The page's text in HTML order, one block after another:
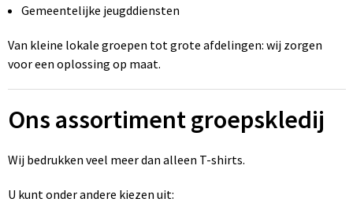
Gemeentelijke jeugddiensten
Van kleine lokale groepen tot grote afdelingen: wij zorgen
voor een oplossing op maat.
Ons assortiment groepskledij
Wij bedrukken veel meer dan alleen T-shirts.
U kunt onder andere kiezen uit: